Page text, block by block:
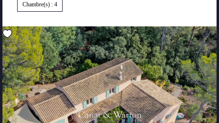
Chambre(s) : 4